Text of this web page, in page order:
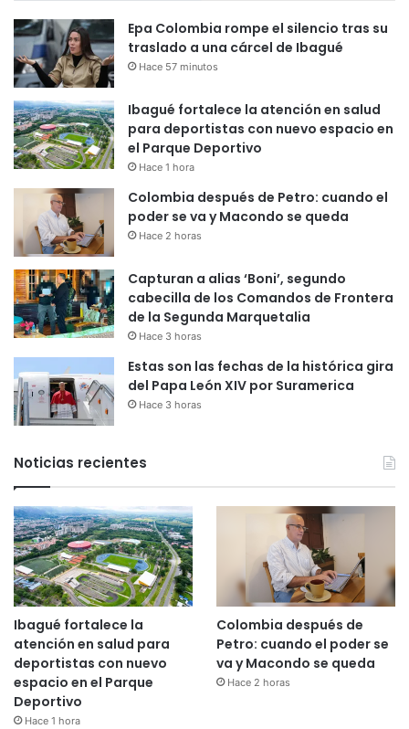
Epa Colombia rompe el silencio tras su
traslado a una cárcel de Ibagué
Hace 57 minutos
Ibagué fortalece la atención en salud
para deportistas con nuevo espacio en
el Parque Deportivo
Hace 1 hora
Colombia después de Petro: cuando el
poder se va y Macondo se queda
Hace 2 horas
Capturan a alias ‘Boni’, segundo
cabecilla de los Comandos de Frontera
de la Segunda Marquetalia
Hace 3 horas
Estas son las fechas de la histórica gira
del Papa León XIV por Suramerica
Hace 3 horas
Noticias recientes
Ibagué fortalece la
atención en salud para
deportistas con nuevo
espacio en el Parque
Deportivo
Hace 1 hora
Colombia después de
Petro: cuando el poder se
va y Macondo se queda
Hace 2 horas